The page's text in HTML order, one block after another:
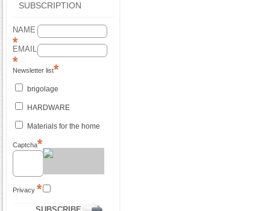
SUBSCRIPTION
NAME
EMAIL
Newsletter list
brigolage
HARDWARE
Materials for the home
Captcha
Privacy